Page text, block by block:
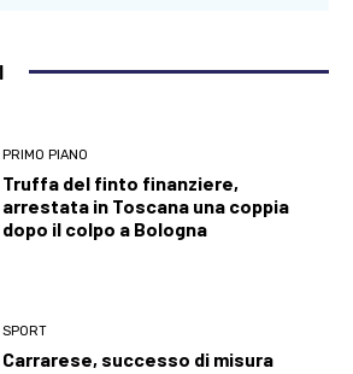
PRIMO PIANO
Truffa del finto finanziere,
arrestata in Toscana una coppia
dopo il colpo a Bologna
SPORT
Carrarese, successo di misura